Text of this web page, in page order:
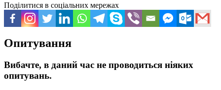
Поділитися в соціальних мережах
Опитування
Вибачте, в даний час не проводиться ніяких
опитувань.